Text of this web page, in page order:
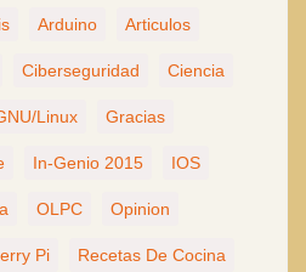
Arduino Articulos
Ciberseguridad Ciencia
Linux Gracias
In-Genio 2015 IOS
OLPC Opinion
Pi Recetas De Cocina